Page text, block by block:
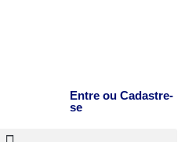
Entre ou Cadastre-
se